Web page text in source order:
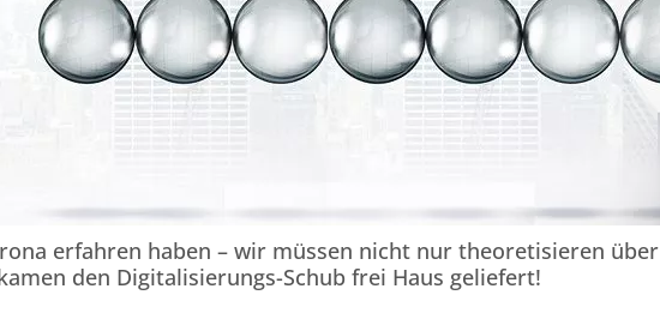
erfahren haben – wir müssen nicht nur theoretisieren über
den Digitalisierungs-Schub frei Haus geliefert!